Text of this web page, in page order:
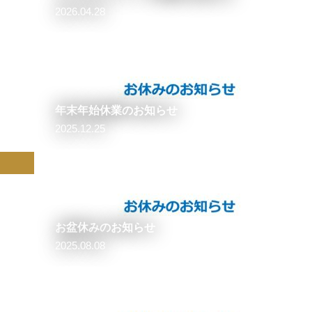
2026.04.28
年末年始休業のお知らせ
2025.12.25
お盆休みのお知らせ
2025.08.08